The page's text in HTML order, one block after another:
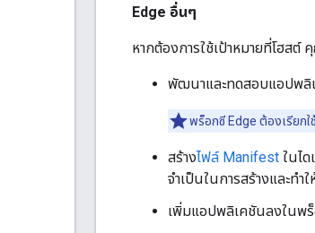
Edge อื่นๆ
หากต้องการใช้เป้าหมายที่โฮสต์
พัฒนาและทดสอบแอปพลิ
พร็อกซี Edge ต้องเรียก
สร้างไฟล์ Manifest ในไ
จำเป็นในการสร้างและทำ
เพิ่มแอปพลิเคชันลงในพ